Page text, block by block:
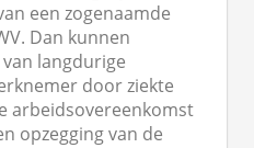
een zogenaamde
Dan kunnen
langdurige
door ziekte
arbeidsovereenkomst
opzegging van de